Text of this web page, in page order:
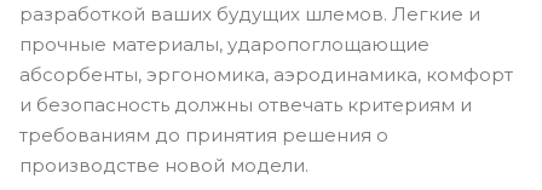
разработкой ваших будущих шлемов. Легкие и
прочные материалы, ударопоглощающие
абсорбенты, эргономика, аэродинамика, комфорт
и безопасность должны отвечать критериям и
требованиям до принятия решения о
производстве новой модели.